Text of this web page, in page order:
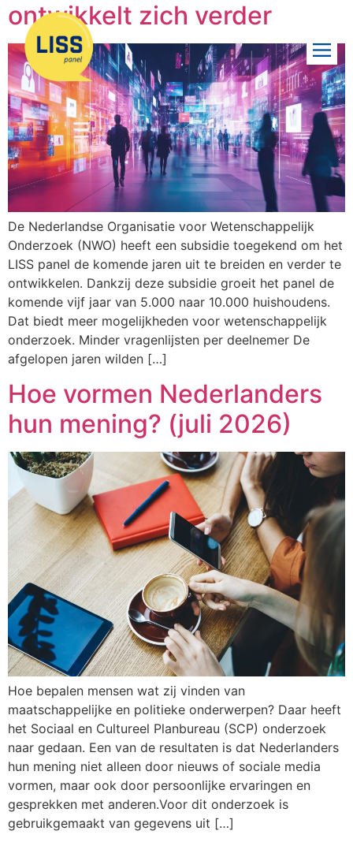
ontwikkelt zich verder
De Nederlandse Organisatie voor Wetenschappelijk
Onderzoek (NWO) heeft een subsidie toegekend om het
LISS panel de komende jaren uit te breiden en verder te
ontwikkelen. Dankzij deze subsidie groeit het panel de
komende vijf jaar van 5.000 naar 10.000 huishoudens.
Dat biedt meer mogelijkheden voor wetenschappelijk
onderzoek. Minder vragenlijsten per deelnemer De
afgelopen jaren wilden […]
Hoe vormen Nederlanders
hun mening? (juli 2026)
Hoe bepalen mensen wat zij vinden van
maatschappelijke en politieke onderwerpen? Daar heeft
het Sociaal en Cultureel Planbureau (SCP) onderzoek
naar gedaan. Een van de resultaten is dat Nederlanders
hun mening niet alleen door nieuws of sociale media
vormen, maar ook door persoonlijke ervaringen en
gesprekken met anderen.Voor dit onderzoek is
gebruikgemaakt van gegevens uit […]